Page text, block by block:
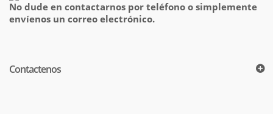
No dude en contactarnos por teléfono o simplemente
envíenos un correo electrónico.
Contactenos